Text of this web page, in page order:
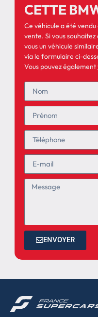
CETTE
Ce véhicule a été vendu
vente. Si vous
vous un véhicule
via le formulaire ci-
Vous pouvez également
ENVOYER